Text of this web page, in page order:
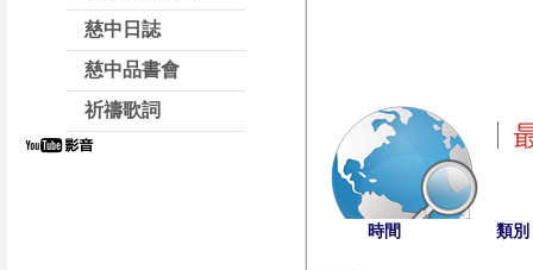
慈中日誌
慈中品書會
祈禱歌詞
時間 類別